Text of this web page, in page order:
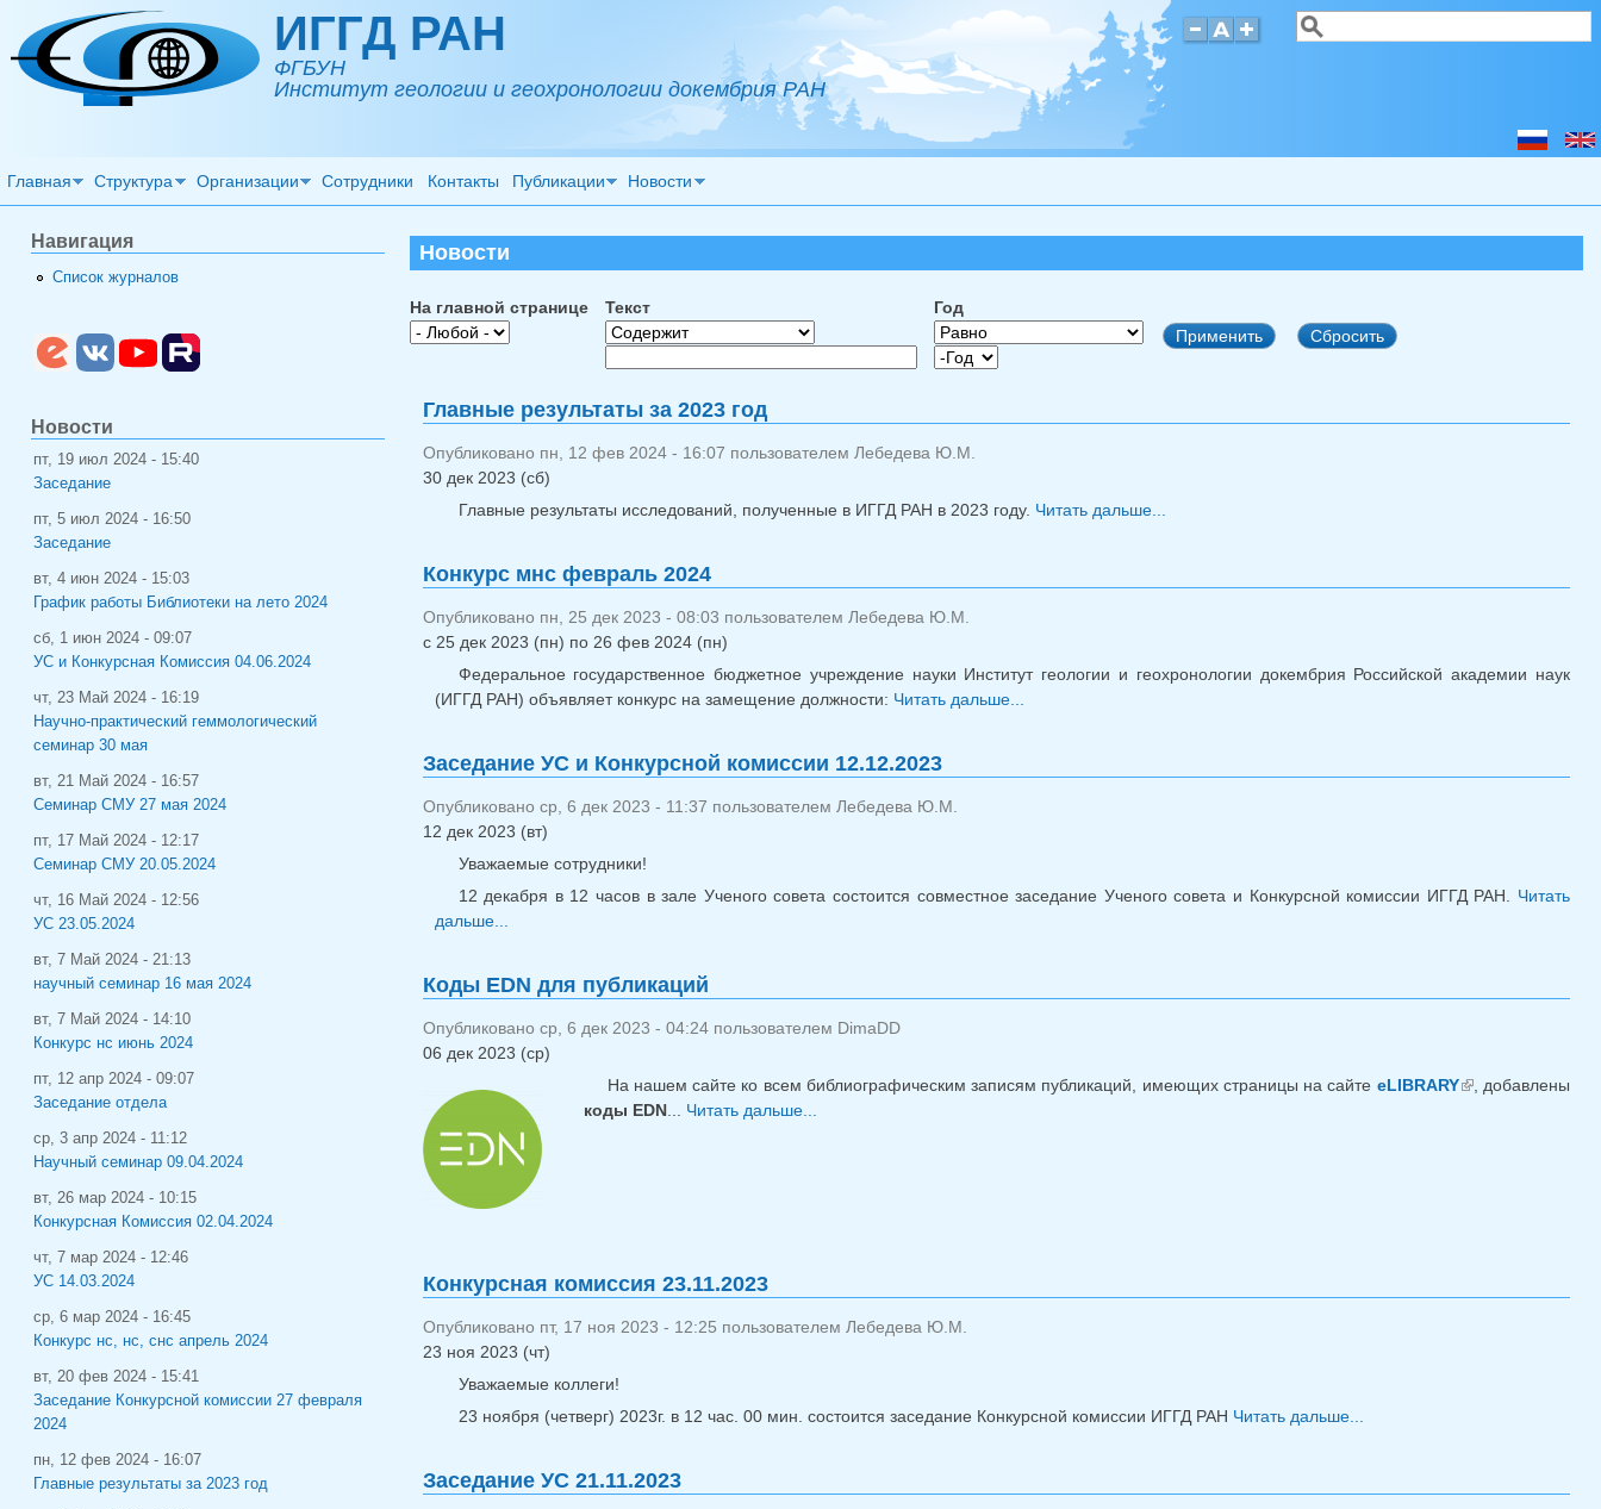
Перейти к основному содержанию ИГГД РАН
ФГБУН
Институт геологии и геохронологии докембрия РАН
Форма поиска
Поиск
Главная Структура Организации Сотрудники Контакты Публикации Новости
Новости
На главной странице Текст Год
Год
Год
Главные результаты за 2023 год
Опубликовано пн, 12 фев 2024 - 16:07 пользователем Лебедева Ю.М.
30 дек 2023 (сб)
Главные результаты исследований, полученные в ИГГД РАН в 2023 году. Читать дальше...
Конкурс мнс февраль 2024
Опубликовано пн, 25 дек 2023 - 08:03 пользователем Лебедева Ю.М.
с 25 дек 2023 (пн) по 26 фев 2024 (пн)
Федеральное государственное бюджетное учреждение науки Институт геологии и геохронологии докембрия Российской академии наук
(ИГГД РАН) объявляет конкурс на замещение должности: Читать дальше...
Заседание УС и Конкурсной комиссии 12.12.2023
Опубликовано ср, 6 дек 2023 - 11:37 пользователем Лебедева Ю.М.
12 дек 2023 (вт)
Уважаемые сотрудники!
12 декабря в 12 часов в зале Ученого совета состоится совместное заседание Ученого совета и Конкурсной комиссии ИГГД РАН. Читать
дальше...
Коды EDN для публикаций
Опубликовано ср, 6 дек 2023 - 04:24 пользователем DimaDD
06 дек 2023 (ср)
На нашем сайте ко всем библиографическим записям публикаций, имеющих страницы на сайте eLIBRARY
(внешняя
, добавлены
коды EDN... Читать дальше...
Конкурсная комиссия 23.11.2023
Опубликовано пт, 17 ноя 2023 - 12:25 пользователем Лебедева Ю.М.
23 ноя 2023 (чт)
Уважаемые коллеги!
23 ноября (четверг) 2023г. в 12 час. 00 мин. состоится заседание Конкурсной комиссии ИГГД РАН Читать дальше...
Заседание УС 21.11.2023
Навигация
Список журналов
Новости
пт, 19 июл 2024 - 15:40
Заседание
пт, 5 июл 2024 - 16:50
Заседание
вт, 4 июн 2024 - 15:03
График работы Библиотеки на лето 2024
сб, 1 июн 2024 - 09:07
УС и Конкурсная Комиссия 04.06.2024
чт, 23 Май 2024 - 16:19
Научно-практический геммологический
семинар 30 мая
вт, 21 Май 2024 - 16:57
Семинар СМУ 27 мая 2024
пт, 17 Май 2024 - 12:17
Семинар СМУ 20.05.2024
чт, 16 Май 2024 - 12:56
УС 23.05.2024
вт, 7 Май 2024 - 21:13
научный семинар 16 мая 2024
вт, 7 Май 2024 - 14:10
Конкурс нс июнь 2024
пт, 12 апр 2024 - 09:07
Заседание отдела
ср, 3 апр 2024 - 11:12
Научный семинар 09.04.2024
вт, 26 мар 2024 - 10:15
Конкурсная Комиссия 02.04.2024
чт, 7 мар 2024 - 12:46
УС 14.03.2024
ср, 6 мар 2024 - 16:45
Конкурс нс, нс, снс апрель 2024
вт, 20 фев 2024 - 15:41
Заседание Конкурсной комиссии 27 февраля
2024
пн, 12 фев 2024 - 16:07
Главные результаты за 2023 год